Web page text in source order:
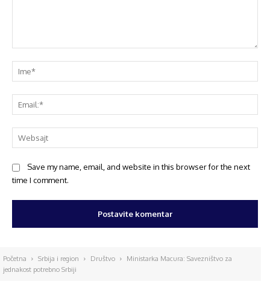
Save my name, email, and website in this browser for the next
time I comment.